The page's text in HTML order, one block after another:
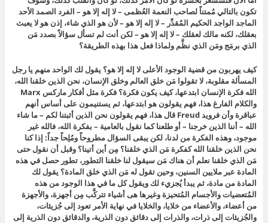
تكون بالتالي مُمتناً لصاحب النعمة العُظمى – لا إله إلا هو – الفرد الصمد الأحد
الماجد الواجد الحكيم المُقدِّر – لا إله إلا هو – لأن هو الذي شاء، إذن هو لا يعبث
بعقلك، لكنه مالك لعقلك – لا إله إلا هو – لكن أنت لم تسأل سؤالاً بصدد مَن
الذي برمَج ومَن الذي نظَّم ولماذا فعل هذا بهذه الطريقة؟
كيف يهربون من قضية الوجود الأعلى لا إله إلا هو؟ يقول لك الواحد منهم يا رجل
المسألة مقلوبة، لا تقولوا مَن خلق العالم وخلق الإنسان، نحن الذين خلقنا الله،
الله فكرة الإنسان ابتدعها، كيف يكون فكرة؟ فكرة مثل أفكار ماركس Marx
والكلام الفارغ هذا، فهم يقولون هو ابتدعها، ثم يستنيمون على أساس أنهم
عباقرة وأن فرويد Freud قال هذا، فهم يقولون نحن الذين أثبتنا لكم – ما شاء
الله – أننا الذين خرجنا – أو طلعنا كما نقول بالعامية – بفكرة الله، فالله غير
موجود، وهذه الفكرة من لدنا، لكن يبقى السؤال مطروحاً ومُلِحاً جداً: إذا كنا
نحن الذين خلقنا الله كفكرة مَن الذي خلقنا؟ مِن أين أتينا؟ وقبل أن نقول حتى
مَن الذي خلقنا نعلم أن هناك مَن سيقول لنا خلقنا التطور، تطور حصل في هذه
المادة عبر ملايين السنين، وحين تقول له مَن الذي خلق المادة؟ يقول لك
المادة من مادة، ثم يبدأ يُجزيء لك ويقول كل ما في هذا الوجود من هذه
المُتعضيات والأجسام المُتحيزة وغيرها هى أشياء تتركَّب مِن أجهزة، والأجهزة
من أعضاء، والأعضاء من خلايا، والخلايا في نهاية الأمر تعود إلى جُزيئات،
والجُزيئات إلى ذرات، والذرات إلى دقائق دون الذرية، والدقائق دون الذرية إلى